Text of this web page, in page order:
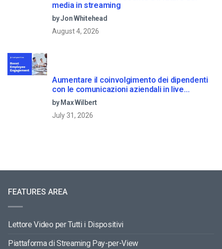
media in streaming
by Jon Whitehead
August 4, 2026
Aumentare il coinvolgimento dei dipendenti
con le comunicazioni aziendali in live
streaming
by Max Wilbert
July 31, 2026
FEATURES AREA
Lettore Video per Tutti i Dispositivi
Piattaforma di Streaming Pay-per-View